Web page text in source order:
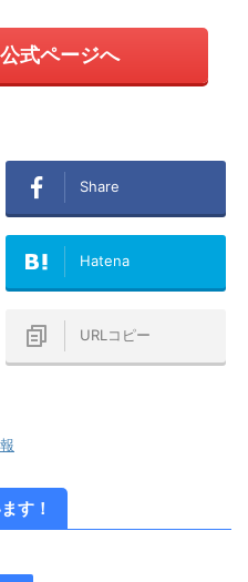
式ページへ
Share
Hatena
URLコピー
す！